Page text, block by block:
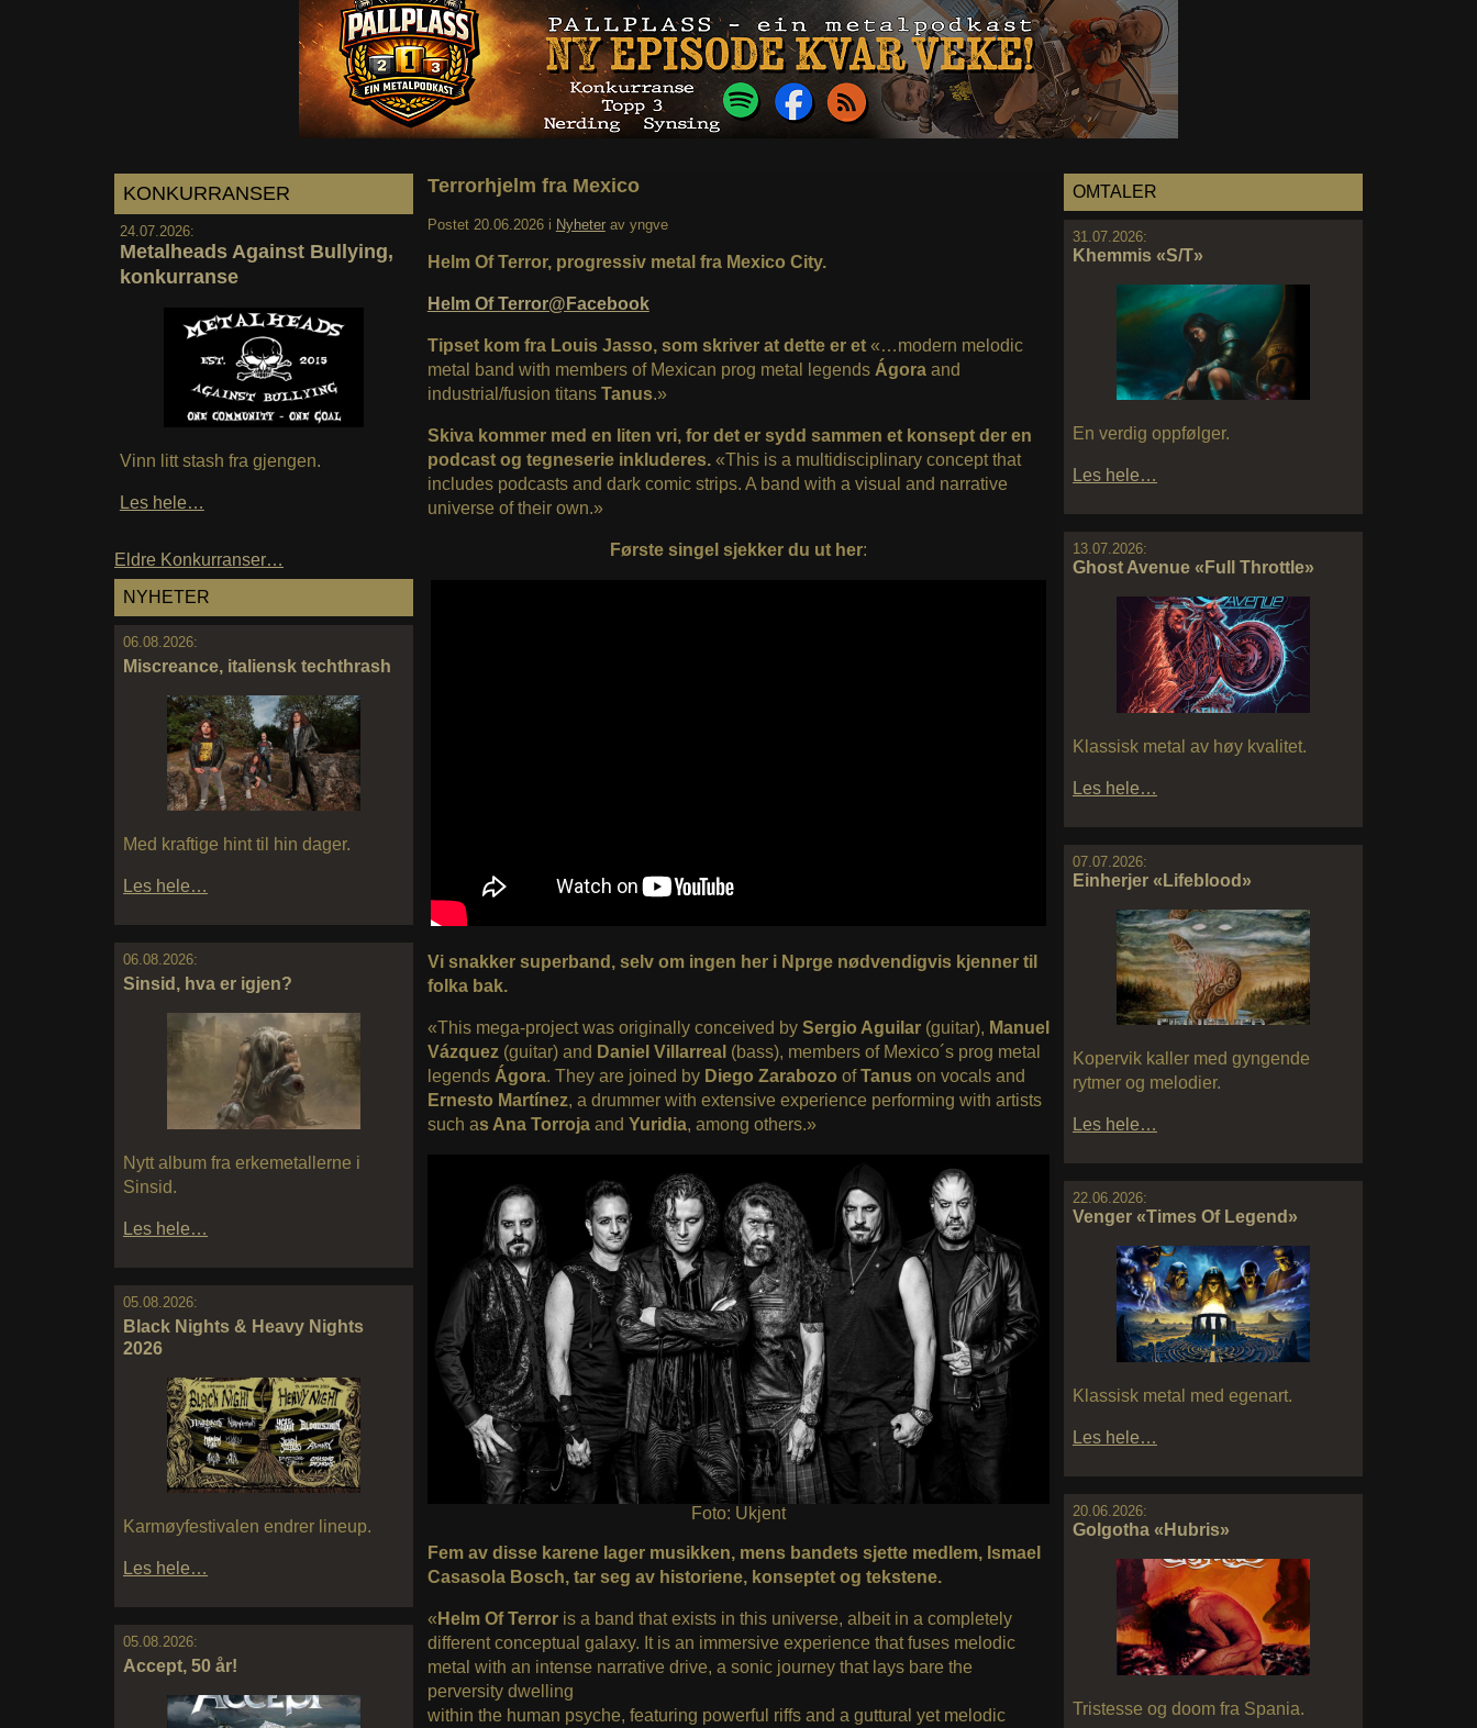
KONKURRANSER
24.07.2026:
Metalheads Against Bullying,
konkurranse
Vinn litt stash fra gjengen.
Les hele…
Eldre Konkurranser…
NYHETER
06.08.2026:
Miscreance, italiensk techthrash
Med kraftige hint til hin dager.
Les hele…
06.08.2026:
Sinsid, hva er igjen?
Nytt album fra erkemetallerne i
Sinsid.
Les hele…
05.08.2026:
Black Nights & Heavy Nights
2026
Karmøyfestivalen endrer lineup.
Les hele…
05.08.2026:
Accept, 50 år!
OMTALER
31.07.2026:
Khemmis «S/T»
En verdig oppfølger.
Les hele…
13.07.2026:
Ghost Avenue «Full Throttle»
Klassisk metal av høy kvalitet.
Les hele…
07.07.2026:
Einherjer «Lifeblood»
Kopervik kaller med gyngende
rytmer og melodier.
Les hele…
22.06.2026:
Venger «Times Of Legend»
Klassisk metal med egenart.
Les hele…
20.06.2026:
Golgotha «Hubris»
Tristesse og doom fra Spania.
Terrorhjelm fra Mexico
Postet 20.06.2026 i Nyheter av yngve
Helm Of Terror, progressiv metal fra Mexico City.
Helm Of Terror@Facebook
Tipset kom fra Louis Jasso, som skriver at dette er et «…modern melodic
metal band with members of Mexican prog metal legends Ágora and
industrial/fusion titans Tanus.»
Skiva kommer med en liten vri, for det er sydd sammen et konsept der en
podcast og tegneserie inkluderes.«This is a multidisciplinary concept that
includes podcasts and dark comic strips. A band with a visual and narrative
universe of their own.»
Første singel sjekker du ut her:
Vi snakker superband, selv om ingen her i Nprge nødvendigvis kjenner til
folka bak.
«This mega-project was originally conceived by Sergio Aguilar(guitar), Manuel
Vázquez (guitar) and Daniel Villarreal (bass), members of Mexico´s prog metal
legends Ágora. They are joined byDiego Zarabozo ofTanus on vocals and
Ernesto Martínez, a drummer with extensive experience performing with artists
such as Ana Torrojaand Yuridia, among others.»
Foto: Ukjent
Fem av disse karene lager musikken, mens bandets sjette medlem, Ismael
Casasola Bosch, tar seg av historiene, konseptet og tekstene.
« Helm Of Terroris a band that exists in this universe, albeit in a completely
different conceptual galaxy. It is an immersive experience that fuses melodic
metal with an intense narrative drive, a sonic journey that lays bare the
perversity dwelling
within the human psyche, featuring powerful riffs and a guttural yet melodic